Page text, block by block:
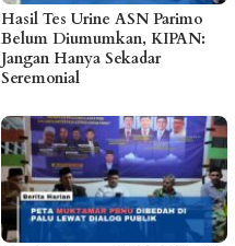
Hasil Tes Urine ASN Parimo
Belum Diumumkan, KIPAN:
Jangan Hanya Sekadar
Seremonial